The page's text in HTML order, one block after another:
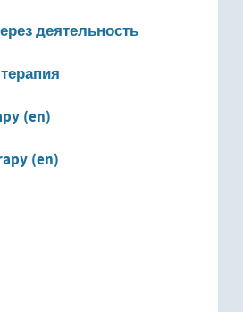
деятельность
(en)
(en)